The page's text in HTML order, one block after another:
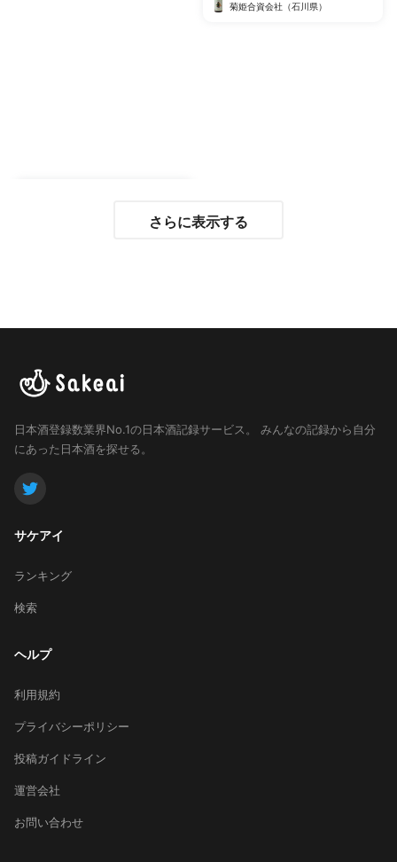
菊姫合資会社（石川県）
さらに表示する
日本酒登録数業界No.1の日本酒記録サービス。
みんなの記録から自分
にあった日本酒を探せる。
サケアイ
ランキング
検索
ヘルプ
利用規約
プライバシーポリシー
投稿ガイドライン
運営会社
お問い合わせ